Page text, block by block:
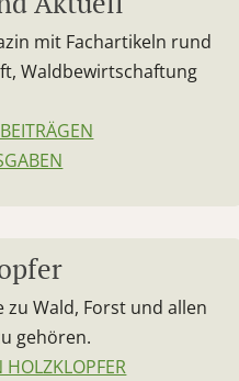
mit Fachartikeln rund
Waldbewirtschaftung
zu Wald, Forst und allen
gehören.